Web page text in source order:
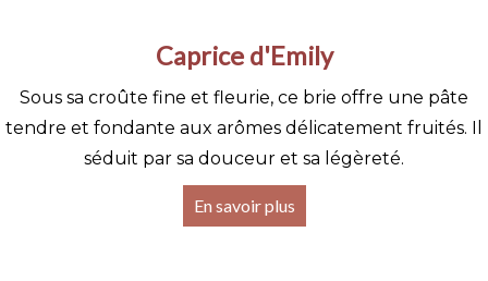
Caprice d'Emily
Sous sa croûte fine et fleurie, ce brie offre une pâte
tendre et fondante aux arômes délicatement fruités. Il
séduit par sa douceur et sa légèreté.
En savoir plus